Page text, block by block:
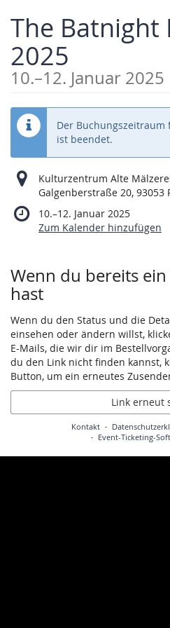
Haupt-
Inhalt
springen
The Batnight
2025
10.–bis
12. Januar 2025
Der
ist beendet.
Kulturzentrum Alte
Galgenberstraße 20, 93053
10.–bis
12. Januar 2025
Zum Kalender hinzufügen
Wenn du bereits
hast
Wenn du den Status und die
einsehen oder ändern willst,
E-Mails, die wir dir im
du den Link nicht finden kannst,
Button, um ein erneutes
Link erneut
Kontakt
Event-Ticketing-